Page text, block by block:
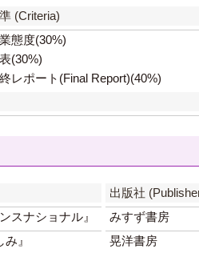
(Criteria)
態度(30%)
(30%)
レポート(Final Report)(40%)
出版社
スナショナル』 みすず書房
』 晃洋書房